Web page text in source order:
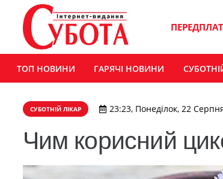
ТОП НОВИНИ ГАРЯЧІ НОВИНИ
СУБОТНІЙ ЛІКАР 23:23, Понеділок, 22
Чим корисний